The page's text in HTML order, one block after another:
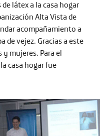
látex a la casa hogar
Alta Vista de
acompañamiento a
de vejez. Gracias a este
mujeres. Para el
casa hogar fue